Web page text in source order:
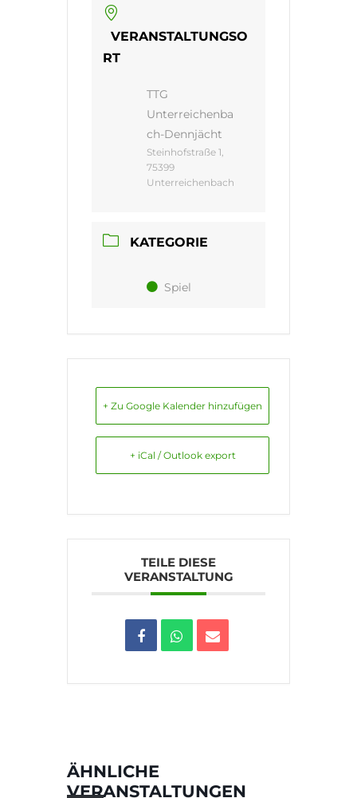
VERANSTALTUNGSO
RT
TTG
Unterreichenba
ch-Dennjächt
Steinhofstraße 1,
75399
Unterreichenbach
KATEGORIE
Spiel
+ Zu Google Kalender hinzufügen
+ iCal / Outlook export
TEILE DIESE
VERANSTALTUNG
ÄHNLICHE
VERANSTALTUNGEN